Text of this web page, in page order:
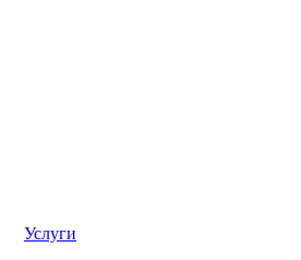
Услуги